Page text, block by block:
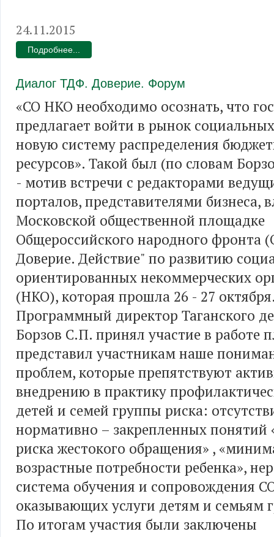
24.11.2015
Подробнее...
Диалог ТДФ. Доверие. Форум
«СО НКО необходимо осознать, что
предлагает войти в рынок
новую систему распределения
ресурсов». Такой был (по словам
- мотив встречи с редакторами
порталов, представителями бизнеса,
Московской общественной площадке
Общероссийского народного фронта
Доверие. Действие" по развитию
ориентированных некоммерческих
(НКО), которая прошла 26 - 27
Программный директор Таганского
Борзов С.П. принял участие в работе
представил участникам наше
проблем, которые препятствуют
внедрению в практику
детей и семей группы риска:
нормативно – закрепленных понятий
риска жестокого обращения» ,
возрастные потребности ребенка»,
система обучения и сопровождения
оказывающих услуги детям и семьям
По итогам участия были заключены